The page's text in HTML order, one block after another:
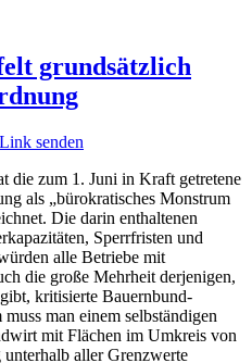
grundsätzlich
Link senden
die zum 1. Juni in Kraft getretene
als „bürokratisches Monstrum
Die darin enthaltenen
Sperrfristen und
alle Betriebe mit
die große Mehrheit derjenigen,
kritisierte Bauernbund-
man einem selbständigen
mit Flächen im Umkreis von
aller Grenzwerte